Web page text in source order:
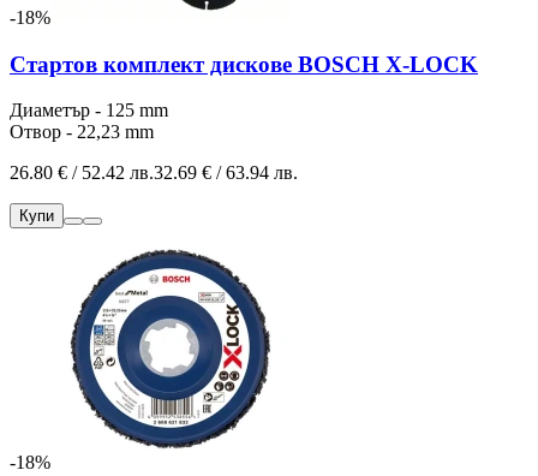
-18%
Стартов комплект дискове BOSCH X-LOCK
Диаметър - 125 mm
Отвор - 22,23 mm
26.80 € / 52.42 лв.32.69 € / 63.94 лв.
Купи
-18%